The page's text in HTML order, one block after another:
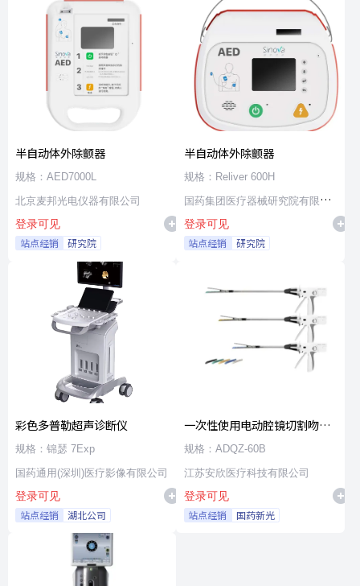
半自动体外除颤器
规格：AED7000L
北京麦邦光电仪器有限公司
登录可见
站点经销 研究院
半自动体外除颤器
规格：Reliver 600H
国药集团医疗器械研究院有限公
司
登录可见
站点经销 研究院
彩色多普勒超声诊断仪
规格：锦瑟 7Exp
国药通用(深圳)医疗影像有限公司
登录可见
站点经销 湖北公司
一次性使用电动腔镜切割吻合
器及组件
规格：ADQZ-60B
江苏安欣医疗科技有限公司
登录可见
站点经销 国药新光